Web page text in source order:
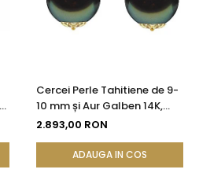
Cercei Perle Tahitiene de 9-
10 mm și Aur Galben 14K,
Forma Rotundă |
2.893,00 RON
ADAUGA IN COS